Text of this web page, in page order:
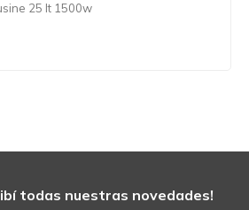
25 lt 1500w
todas nuestras novedades!